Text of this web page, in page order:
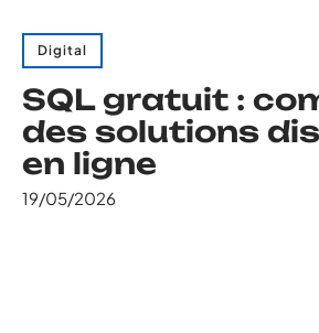
Digital
SQL gratuit :
des solutions
en ligne
19/05/2026